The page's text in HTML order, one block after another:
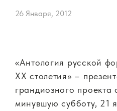
26 Января, 2012
«Антология русской
ХХ столетия» –
грандиозного проекта
минувшую субботу, 21